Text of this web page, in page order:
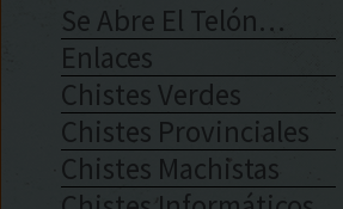
Se Abre El Telón…
Enlaces
Chistes Verdes
Chistes Provinciales
Chistes Machistas